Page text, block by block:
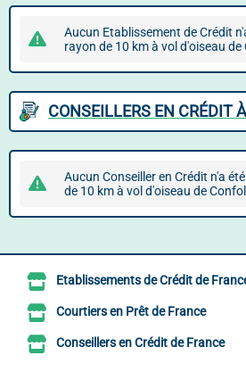
Aucun Etablissement de Crédit
rayon de 10 km à vol d'oiseau de
CONSEILLERS EN CRÉDIT
Aucun Conseiller en Crédit n'a
de 10 km à vol d'oiseau de
Etablissements de Crédit de
Courtiers en Prêt de France
Conseillers en Crédit de France